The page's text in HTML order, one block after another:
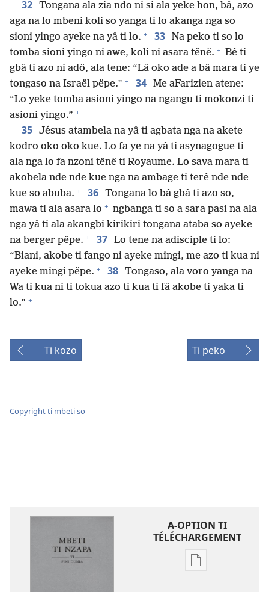
32 Tongana ala zia ndo ni si ala yeke hon, bâ, azo
aga na lo mbeni koli so yanga ti lo akanga nga so
sioni yingo ayeke na yâ ti lo. + 33 Na peko ti so lo
tomba sioni yingo ni awe, koli ni asara tënë. + Bê ti
gbâ ti azo ni adö, ala tene: “Lâ oko ade a bâ mara ti ye
tongaso na Israël pëpe.” + 34 Me aFarizien atene:
“Lo yeke tomba asioni yingo na ngangu ti mokonzi ti
asioni yingo.” +
35 Jésus atambela na yâ ti agbata nga na akete
kodro oko oko kue. Lo fa ye na yâ ti asynagogue ti
ala nga lo fa nzoni tënë ti Royaume. Lo sava mara ti
akobela nde nde kue nga na ambage ti terê nde nde
kue so abuba. + 36 Tongana lo bâ gbâ ti azo so,
mawa ti ala asara lo + ngbanga ti so a sara pasi na ala
nga yâ ti ala akangbi kirikiri tongana ataba so ayeke
na berger pëpe. + 37 Lo tene na adisciple ti lo:
“Biani, akobe ti fango ni ayeke mingi, me azo ti kua ni
ayeke mingi pëpe. + 38 Tongaso, ala voro yanga na
Wa ti kua ni ti tokua azo ti kua ti fâ akobe ti yaka ti
lo.” +
Ti kozo Ti peko
Copyright ti mbeti so
A-OPTION TI
TÉLÉCHARGEMENT
A-